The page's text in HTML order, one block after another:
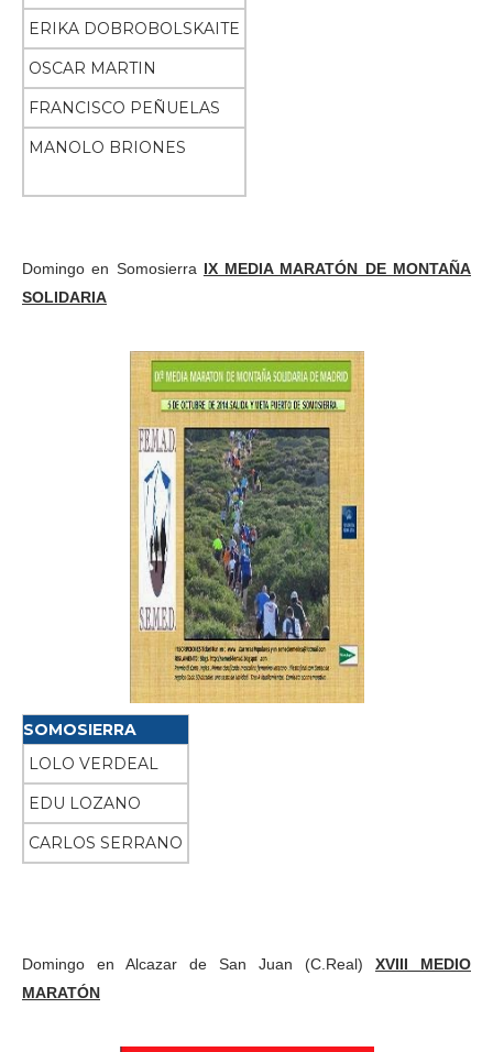
ERIKA DOBROBOLSKAITE
OSCAR MARTIN
FRANCISCO PEÑUELAS
MANOLO BRIONES
Domingo en Somosierra IX MEDIA MARATÓN DE MONTAÑA
SOLIDARIA
SOMOSIERRA
LOLO VERDEAL
EDU LOZANO
CARLOS SERRANO
Domingo en Alcazar de San Juan (C.Real) XVIII MEDIO
MARATÓN